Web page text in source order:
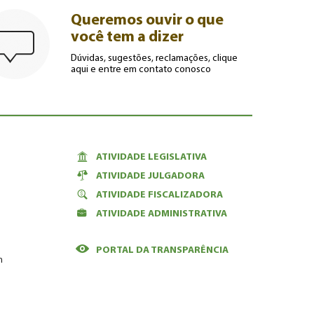
Queremos ouvir o que
você tem a dizer
Dúvidas, sugestões, reclamações, clique
aqui e entre em contato conosco
ATIVIDADE LEGISLATIVA
ATIVIDADE JULGADORA
ATIVIDADE FISCALIZADORA
ATIVIDADE ADMINISTRATIVA
PORTAL DA TRANSPARÊNCIA